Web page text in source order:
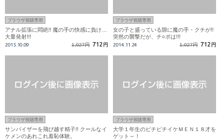
ブラウザ視聴専用
アナル拡張に悶絶!! 魔の手の快感に負け…
大量発射!!!
2015.10.09 1,027円 712 円
ブラウザ視聴専用
女の子と盛っている隙に魔の手・クチが!!
突然の襲撃だが、チ○ポは!!!
2014.11.24 1,027円 712 円
ブラウザ視聴専用
サンバイザーを飛び越す精子!! クールなイ
ケメンのあれこれ羞恥体験。
ブラウザ視聴専用
大学１年生のピチピチイケＭＥＮ１８才を
ゲット～！